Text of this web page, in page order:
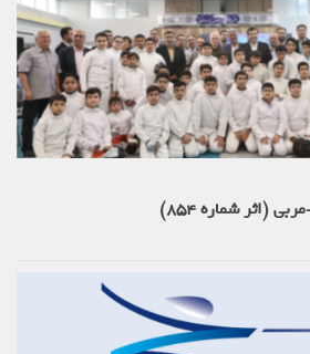
(اثر شماره 854)